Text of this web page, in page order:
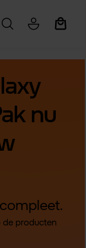
nu
de producten